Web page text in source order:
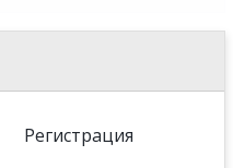
Регистрация